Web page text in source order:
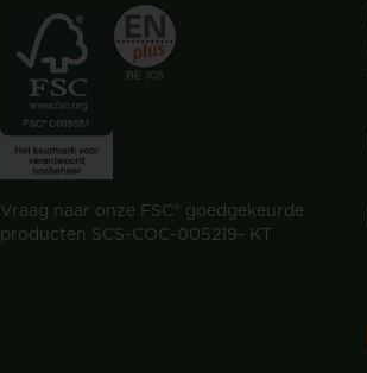
Vraag naar onze FSC® goedgekeurde
producten SCS-COC-005219- KT